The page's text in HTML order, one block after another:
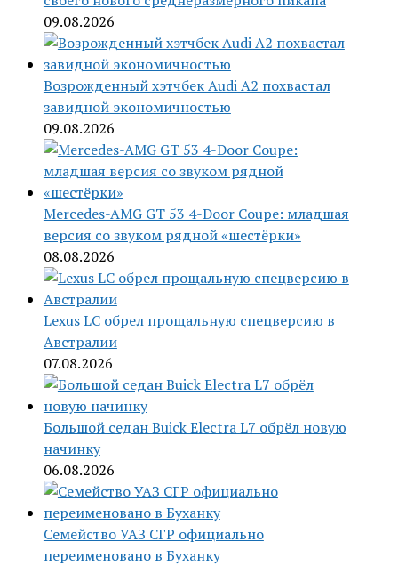
09.08.2026
Возрожденный хэтчбек Audi A2 похвастал
завидной экономичностью
09.08.2026
Mercedes-AMG GT 53 4-Door Coupe: младшая
версия со звуком рядной «шестёрки»
08.08.2026
Lexus LC обрел прощальную спецверсию в
Австралии
07.08.2026
Большой седан Buick Electra L7 обрёл новую
начинку
06.08.2026
Семейство УАЗ СГР официально
переименовано в Буханку